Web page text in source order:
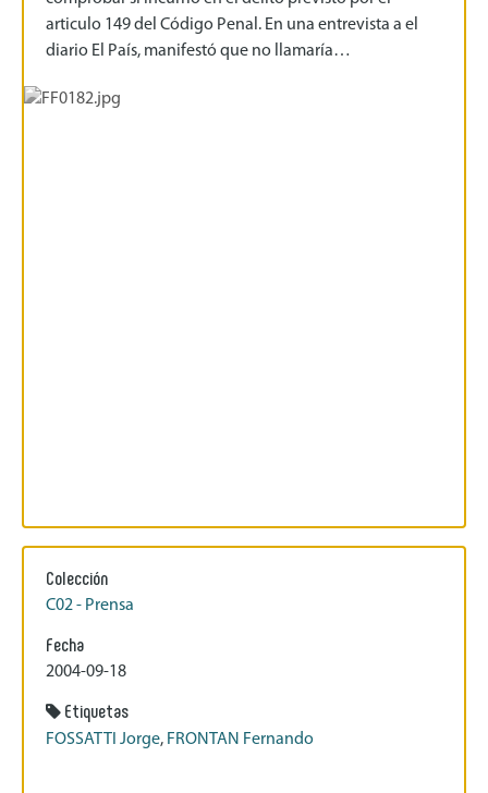
articulo 149 del Código Penal. En una entrevista a el
diario El País, manifestó que no llamaría…
Colección
C02 - Prensa
Fecha
2004-09-18
Etiquetas
FOSSATTI Jorge, FRONTAN Fernando